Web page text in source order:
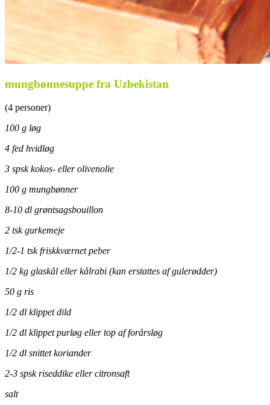
mungbønnesuppe fra Uzbekistan
(4 personer)
100 g løg
4 fed hvidløg
3 spsk kokos- eller olivenolie
100 g mungbønner
8-10 dl grøntsagsbouillon
2 tsk gurkemeje
1/2-1 tsk friskkværnet peber
1/2 kg glaskål eller kålrabi (kan erstattes af gulerødder)
50 g ris
1/2 dl klippet dild
1/2 dl klippet purløg eller top af forårsløg
1/2 dl snittet koriander
2-3 spsk riseddike eller citronsaft
salt